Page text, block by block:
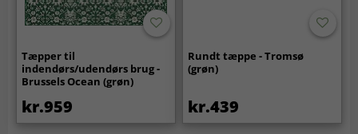
Tæpper til
indendørs/udendørs brug -
Brussels Ocean (grøn)
kr.959
Rundt tæppe - Tromsø
(grøn)
kr.439